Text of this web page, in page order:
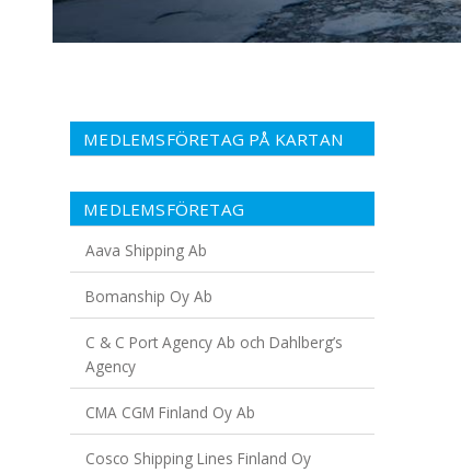
MEDLEMSFÖRETAG PÅ KARTAN
MEDLEMSFÖRETAG
Aava Shipping Ab
Bomanship Oy Ab
C & C Port Agency Ab och Dahlberg’s
Agency
CMA CGM Finland Oy Ab
Cosco Shipping Lines Finland Oy